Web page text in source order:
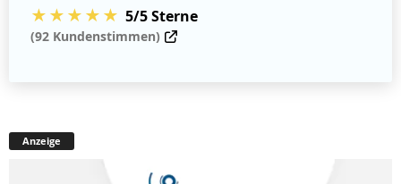
★★★★★ 5/5 Sterne
(92 Kundenstimmen)
Anzeige